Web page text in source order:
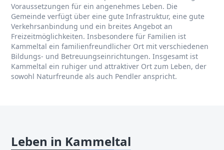
Voraussetzungen für ein angenehmes Leben. Die
Gemeinde verfügt über eine gute Infrastruktur, eine gute
Verkehrsanbindung und ein breites Angebot an
Freizeitmöglichkeiten. Insbesondere für Familien ist
Kammeltal ein familienfreundlicher Ort mit verschiedenen
Bildungs- und Betreuungseinrichtungen. Insgesamt ist
Kammeltal ein ruhiger und attraktiver Ort zum Leben, der
sowohl Naturfreunde als auch Pendler anspricht.
Leben in Kammeltal